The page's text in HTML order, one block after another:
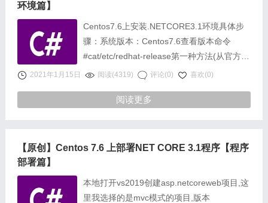
环境篇】
Centos7.6上安装.NETCORE3.1环境具体步
骤：系统版本：Centos7.6查看版本命令
#cat/etc/redhat-release第一种方法(从官方拉
取源安装):1.注册Microsoft密钥和源……
2021年1月15日 阅读(4319) 评论(0) 喜欢(0)
阅读更多
【原创】Centos 7.6 上部署NET CORE 3.1程序【程序
部署篇】
本地打开vs2019创建asp.netcoreweb项目,这
里我选择的是mvc模式的项目,版本